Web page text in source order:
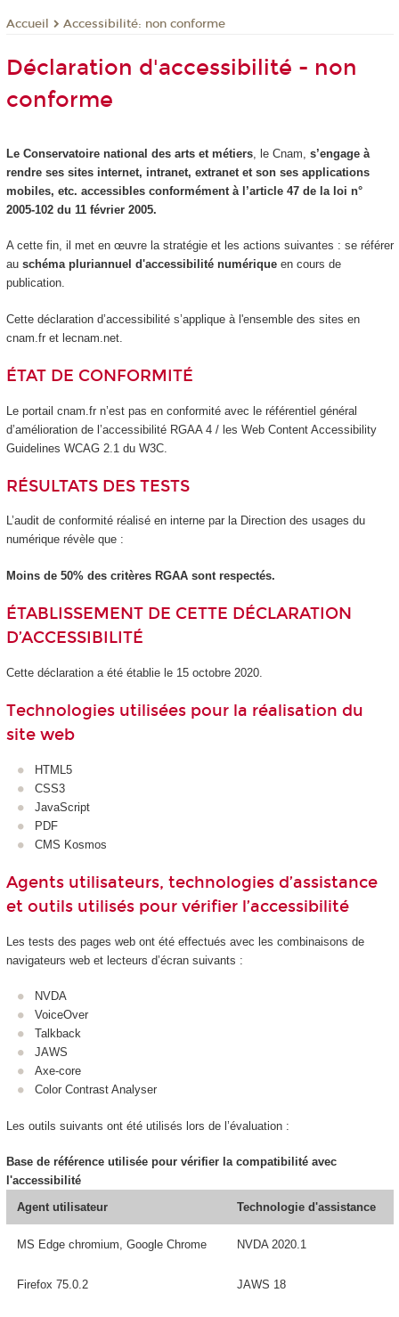
Accueil Accessibilité: non conforme
Déclaration d'accessibilité - non
conforme
Le Conservatoire national des arts et métiers, le Cnam, s’engage à
rendre ses sites internet, intranet, extranet et son ses applications
mobiles, etc. accessibles conformément à l’article 47 de la loi n°
2005-102 du 11 février 2005.
A cette fin, il met en œuvre la stratégie et les actions suivantes : se référer
au schéma pluriannuel d'accessibilité numériqueen cours de
publication.
Cette déclaration d’accessibilité s’applique à l'ensemble des sites en
cnam.fr et lecnam.net.
ÉTAT DE CONFORMITÉ
Le portail cnam.fr n’est pas en conformité avec le référentiel général
d’amélioration de l’accessibilité RGAA 4 / les Web Content Accessibility
Guidelines WCAG 2.1 du W3C.
RÉSULTATS DES TESTS
L’audit de conformité réalisé en interne par la Direction des usages du
numérique révèle que :
Moins de 50% des critères RGAA sont respectés.
ÉTABLISSEMENT DE CETTE DÉCLARATION
D’ACCESSIBILITÉ
Cette déclaration a été établie le 15 octobre 2020.
Technologies utilisées pour la réalisation du
site web
HTML5
CSS3
JavaScript
PDF
CMS Kosmos
Agents utilisateurs, technologies d’assistance
et outils utilisés pour vérifier l’accessibilité
Les tests des pages web ont été effectués avec les combinaisons de
navigateurs web et lecteurs d’écran suivants :
NVDA
VoiceOver
Talkback
JAWS
Axe-core
Color Contrast Analyser
Les outils suivants ont été utilisés lors de l’évaluation :
Base de référence utilisée pour vérifier la compatibilité avec
l'accessibilité
Agent utilisateur
Technologie d'assistance
MS Edge chromium, Google Chrome NVDA 2020.1
Firefox 75.0.2 JAWS 18